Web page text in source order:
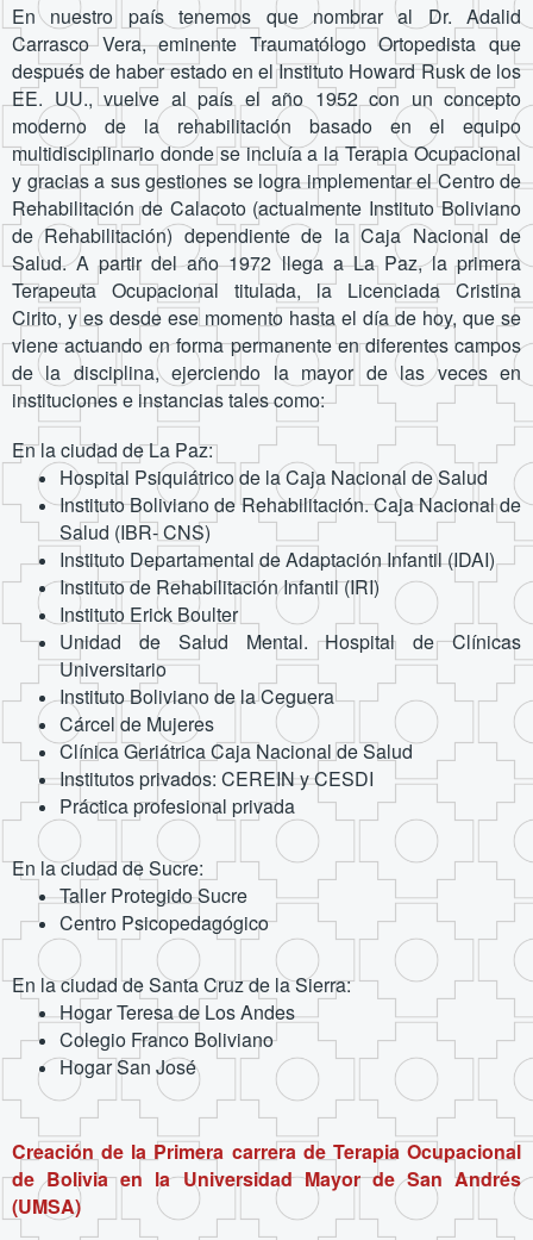
En nuestro país tenemos que nombrar al Dr. Adalid
Carrasco Vera, eminente Traumatólogo Ortopedista que
después de haber estado en el Instituto Howard Rusk de los
EE. UU., vuelve al país el año 1952 con un concepto
moderno de la rehabilitación basado en el equipo
multidisciplinario donde se incluía a la Terapia Ocupacional
y gracias a sus gestiones se logra implementar el Centro de
Rehabilitación de Calacoto (actualmente Instituto Boliviano
de Rehabilitación) dependiente de la Caja Nacional de
Salud. A partir del año 1972 llega a La Paz, la primera
Terapeuta Ocupacional titulada, la Licenciada Cristina
Cirito, y es desde ese momento hasta el día de hoy, que se
viene actuando en forma permanente en diferentes campos
de la disciplina, ejerciendo la mayor de las veces en
instituciones e instancias tales como:
En la ciudad de La Paz:
Hospital Psiquiátrico de la Caja Nacional de Salud
Instituto Boliviano de Rehabilitación. Caja Nacional de
Salud (IBR- CNS)
Instituto Departamental de Adaptación Infantil (IDAI)
Instituto de Rehabilitación Infantil (IRI)
Instituto Erick Boulter
Unidad de Salud Mental. Hospital de Clínicas
Universitario
Instituto Boliviano de la Ceguera
Cárcel de Mujeres
Clínica Geriátrica Caja Nacional de Salud
Institutos privados: CEREIN y CESDI
Práctica profesional privada
En la ciudad de Sucre:
Taller Protegido Sucre
Centro Psicopedagógico
En la ciudad de Santa Cruz de la Sierra:
Hogar Teresa de Los Andes
Colegio Franco Boliviano
Hogar San José
Creación de la Primera carrera de Terapia Ocupacional
de Bolivia en la Universidad Mayor de San Andrés
(UMSA)